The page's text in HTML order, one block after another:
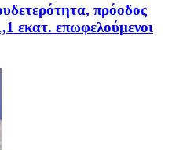
πρόοδος
εκατ. επωφελούμενοι